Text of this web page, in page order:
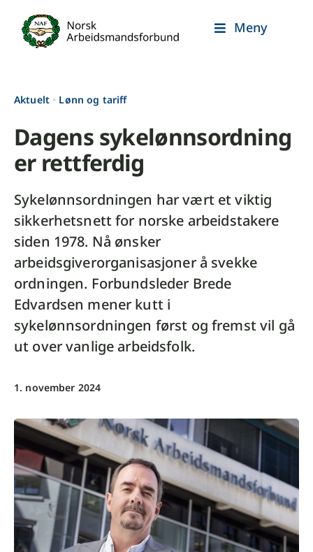
content
Meny
Aktuelt • Lønn og tariff
Dagens sykelønnsordning
er rettferdig
Sykelønnsordningen har vært et viktig
sikkerhetsnett for norske arbeidstakere
siden 1978. Nå ønsker
arbeidsgiverorganisasjoner å svekke
ordningen. Forbundsleder Brede
Edvardsen mener kutt i
sykelønnsordningen først og fremst vil gå
ut over vanlige arbeidsfolk.
1. november 2024